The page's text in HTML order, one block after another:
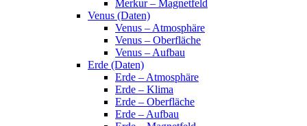
Merkur – Magnetfeld
Venus (Daten)
Venus – Atmosphäre
Venus – Oberfläche
Venus – Aufbau
Erde (Daten)
Erde – Atmosphäre
Erde – Klima
Erde – Oberfläche
Erde – Aufbau